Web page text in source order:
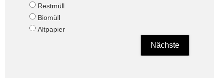
Konzern
Restmüll
Biomüll
Altpapier
Nächste